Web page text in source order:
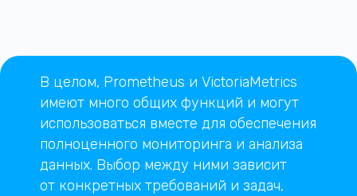
В целом, Prometheus и VictoriaMetrics
имеют много общих функций и могут
использоваться вместе для обеспечения
полноценного мониторинга и анализа
данных. Выбор между ними зависит
от конкретных требований и задач,